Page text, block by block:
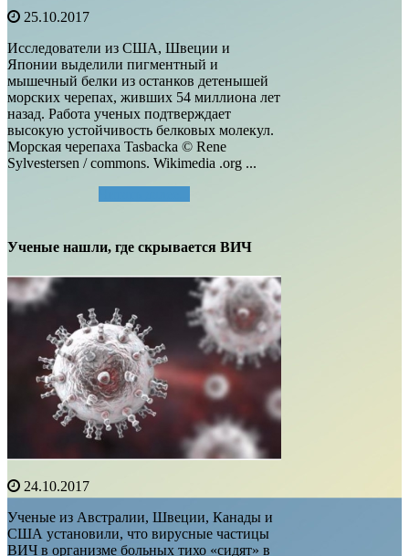
25.10.2017
Исследователи из США, Швеции и
Японии выделили пигментный и
мышечный белки из останков детенышей
морских черепах, живших 54 миллиона лет
назад. Работа ученых подтверждает
высокую устойчивость белковых молекул.
Морская черепаха Tasbacka © Rene
Sylvestersen / commons. Wikimedia .org ...
Ученые нашли, где скрывается ВИЧ
24.10.2017
Ученые из Австралии, Швеции, Канады и
США установили, что вирусные частицы
ВИЧ в организме больных тихо «сидят» в